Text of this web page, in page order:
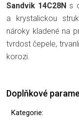
Sandvik 14C28N s
a krystalickou
nároky kladené na
tvrdost čepele,
korozi.
Doplňkové
Kategorie: